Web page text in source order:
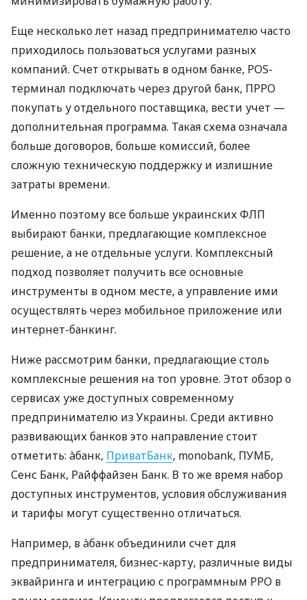
Еще несколько лет назад предпринимателю часто
приходилось пользоваться услугами разных
компаний. Счет открывать в одном банке, POS-
терминал подключать через другой банк, ПРРО
покупать у отдельного поставщика, вести учет —
дополнительная программа. Такая схема означала
больше договоров, больше комиссий, более
сложную техническую поддержку и излишние
затраты времени.
Именно поэтому все больше украинских ФЛП
выбирают банки, предлагающие комплексное
решение, а не отдельные услуги. Комплексный
подход позволяет получить все основные
инструменты в одном месте, а управление ими
осуществлять через мобильное приложение или
интернет-банкинг.
Ниже рассмотрим банки, предлагающие столь
комплексные решения на топ уровне. Этот обзор о
сервисах уже доступных современному
предпринимателю из Украины. Среди активно
развивающих банков это направление стоит
отметить: àбанк, ПриватБанк, monobank, ПУМБ,
Сенс Банк, Райффайзен Банк. В то же время набор
доступных инструментов, условия обслуживания
и тарифы могут существенно отличаться.
Например, в àбанк объединили счет для
предпринимателя, бизнес-карту, различные виды
эквайринга и интеграцию с программным РРО в